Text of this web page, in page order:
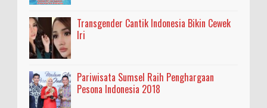
Transgender Cantik Indonesia Bikin Cewek
Iri
Pariwisata Sumsel Raih Penghargaan
Pesona Indonesia 2018